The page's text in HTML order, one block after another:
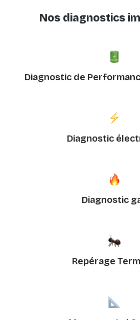
Nos diagnostics
Diagnostic de
Diagnostic
Diagnostic
Repérage